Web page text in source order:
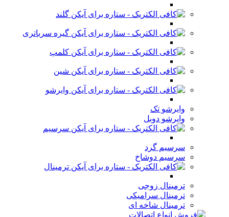
گلند
گیره سرباتری
کلمپ
شین
وایرشو
وایرشو تک
وایرشو دوبل
سرسیم
سرسیم گرد
سرسیم دوشاخ
ترمینال
ترمینال زوجی
ترمینال سرامیکی
ترمینال شاخه ای